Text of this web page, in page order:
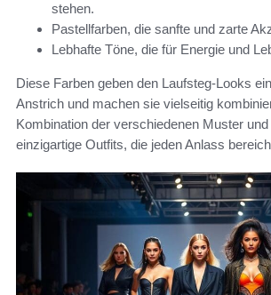
stehen.
Pastellfarben, die sanfte und zarte
Lebhafte Töne, die für Energie und
Diese Farben geben den Laufsteg-Looks
Anstrich und machen sie vielseitig
Kombination der verschiedenen Muster
einzigartige Outfits, die jeden Anlass